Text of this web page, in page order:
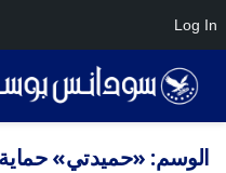
الوسم: «حميدتي» حماية
Log In